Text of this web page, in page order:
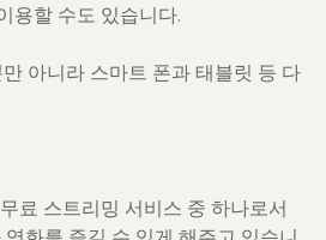
용할 수도 있습니다.
아니라 스마트 폰과 태블릿 등 다
료 스트리밍 서비스 중 하나로서